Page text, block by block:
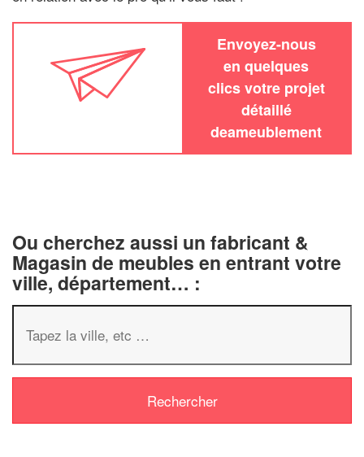
Envoyez-nous
en quelques
clics votre projet
détaillé
deameublement
Ou cherchez aussi un fabricant &
Magasin de meubles en entrant votre
ville, département… :